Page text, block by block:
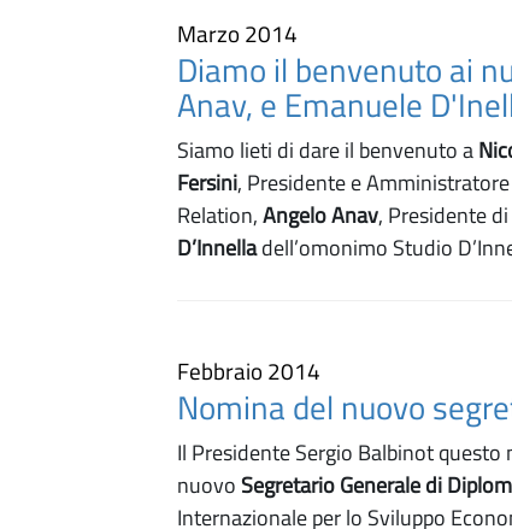
Marzo 2014
Diamo il benvenuto ai
Anav, e Emanuele
Siamo lieti di dare il benvenuto a
Fersini, Presidente e
Relation,Angelo Anav, Presidente
D’Innelladell’omonimo Studio
Febbraio 2014
Nomina del nuovo
Il Presidente Sergio Balbinot
nuovoSegretario Generale di
Internazionale per lo Sviluppo